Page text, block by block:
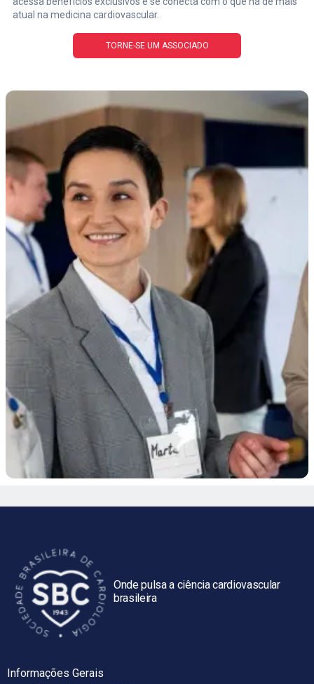
atual na medicina cardiovascular.
TORNE-SE UM ASSOCIADO
Onde pulsa a ciência cardiovascular
brasileira
Informações Gerais